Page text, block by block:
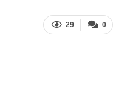
0
29